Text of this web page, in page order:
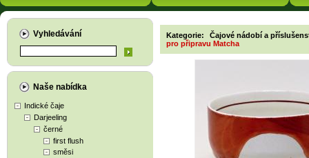
Vyhledávání
Naše nabídka
Indické čaje
Darjeeling
černé
first flush
směsi
Kategorie:
Čajové nádobí a
pro připravu Matcha